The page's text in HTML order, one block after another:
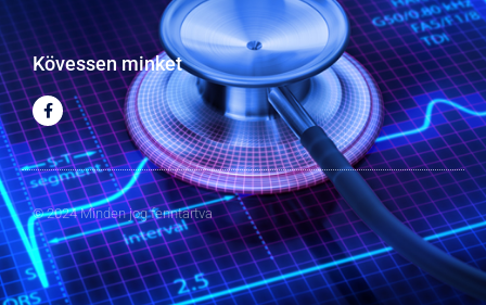
Kövessen minket
© 2024 Minden jog fenntartva